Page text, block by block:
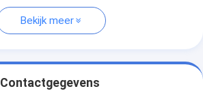
Bekijk meer
Contactgegevens